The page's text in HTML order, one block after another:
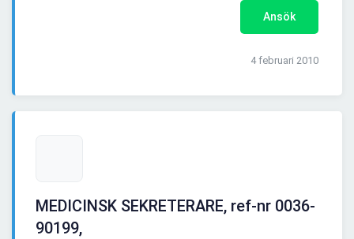
Ansök
4 februari 2010
MEDICINSK SEKRETERARE, ref-nr 0036-
90199,